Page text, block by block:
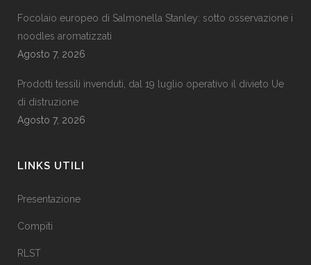
Focolaio europeo di Salmonella Stanley: sotto osservazione i
noodles aromatizzati
Agosto 7, 2026
Prodotti tessili invenduti, dal 19 luglio operativo il divieto Ue
di distruzione
Agosto 7, 2026
LINKS UTILI
Presentazione
Compiti
RLST